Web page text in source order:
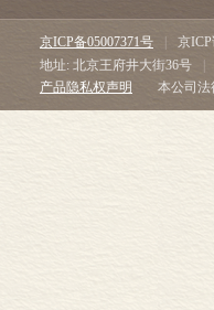
京ICP备05007371号 京ICP
地址: 北京王府井大街36号
产品隐私权声明
本公司法